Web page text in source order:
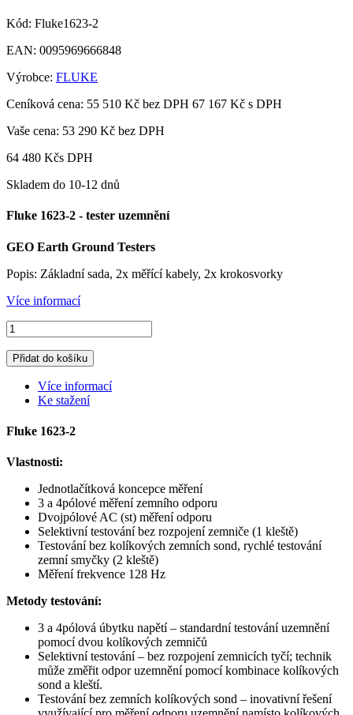
Kód: Fluke1623-2
EAN: 0095969666848
Výrobce: FLUKE
Ceníková cena: 55 510 Kč bez DPH 67 167 Kč s DPH
Vaše cena: 53 290 Kč bez DPH
64 480 Kčs DPH
Skladem do 10-12 dnů
Fluke 1623-2 - tester uzemnění
GEO Earth Ground Testers
Popis: Základní sada, 2x měřící kabely, 2x krokosvorky
Více informací
Přidat do košíku
Více informací
Ke stažení
Fluke 1623-2
Vlastnosti:
Jednotlačítková koncepce měření
3 a 4pólové měření zemního odporu
Dvojpólové AC (st) měření odporu
Selektivní testování bez rozpojení zemniče (1 kleště)
Testování bez kolíkových zemních sond, rychlé testování
zemní smyčky (2 kleště)
Měření frekvence 128 Hz
Metody testování:
3 a 4pólová úbytku napětí – standardní testování uzemnění
pomocí dvou kolíkových zemničů
Selektivní testování – bez rozpojení zemnicích tyčí; technik
může změřit odpor uzemnění pomocí kombinace kolíkových
sond a kleští.
Testování bez zemních kolíkových sond – inovativní řešení